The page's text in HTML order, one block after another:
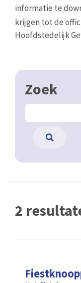
informatie te
krijgen tot de
Hoofdstedelijk
Zoek
2